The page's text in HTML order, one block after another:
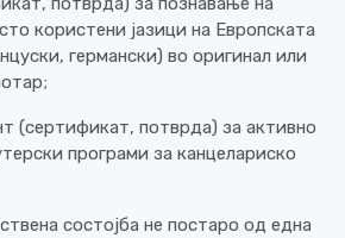
користени јазици на Европската
германски) во оригинал или
(сертификат, потврда) за активно
програми за канцелариско
состојба не постаро од една